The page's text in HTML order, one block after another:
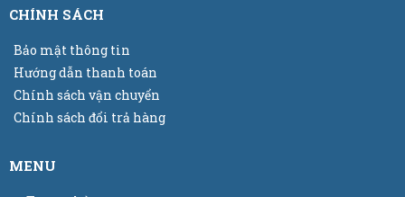
CHÍNH SÁCH
Bảo mật thông tin
Hướng dẫn thanh toán
Chính sách vận chuyển
Chính sách đổi trả hàng
MENU